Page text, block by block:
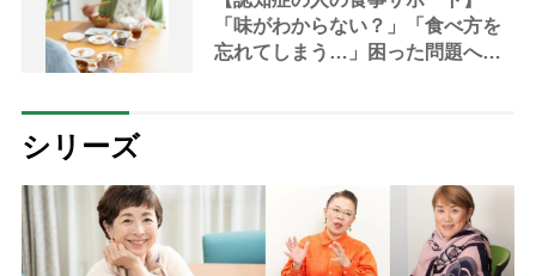
「味がわからない？」「食べ方を
忘れてしまう…」困った問題への5
シリーズ